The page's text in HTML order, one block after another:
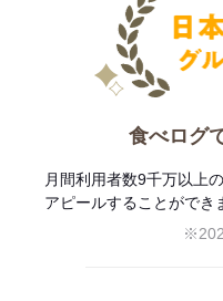
食べログ
月間利用者数9千万以上
アピールすることができ